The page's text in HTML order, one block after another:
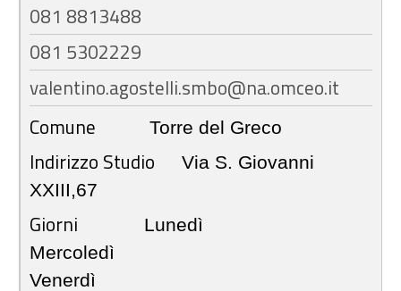
081 8813488
081 5302229
valentino.agostelli.smbo@na.omceo.it
Comune
Torre del Greco
Indirizzo Studio
Via S. Giovanni
XXIII,67
Giorni
Lunedì
Mercoledì
Venerdì